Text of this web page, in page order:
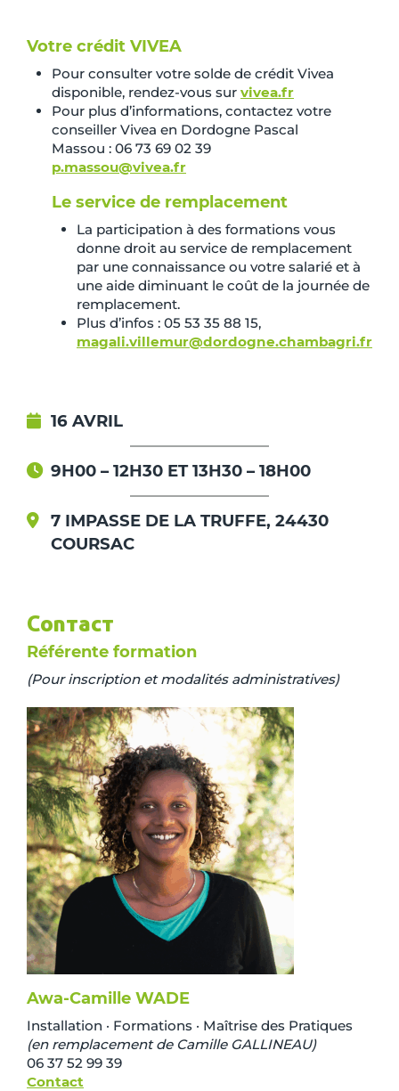
Votre crédit VIVEA
Pour consulter votre solde de crédit Vivea
disponible, rendez-vous sur vivea.fr
Pour plus d’informations, contactez votre
conseiller Vivea en Dordogne Pascal
Massou : 06 73 69 02 39
p.massou@vivea.fr
Le service de remplacement
La participation à des formations vous
donne droit au service de remplacement
par une connaissance ou votre salarié et à
une aide diminuant le coût de la journée de
remplacement.
Plus d’infos : 05 53 35 88 15,
magali.villemur@dordogne.chambagri.fr
16 AVRIL
9H00 – 12H30 ET 13H30 – 18H00
7 IMPASSE DE LA TRUFFE, 24430
COURSAC
Contact
Référente formation
(Pour inscription et modalités administratives)
Awa-Camille WADE
Installation · Formations · Maîtrise des Pratiques
(en remplacement de Camille GALLINEAU)
06 37 52 99 39
Contact